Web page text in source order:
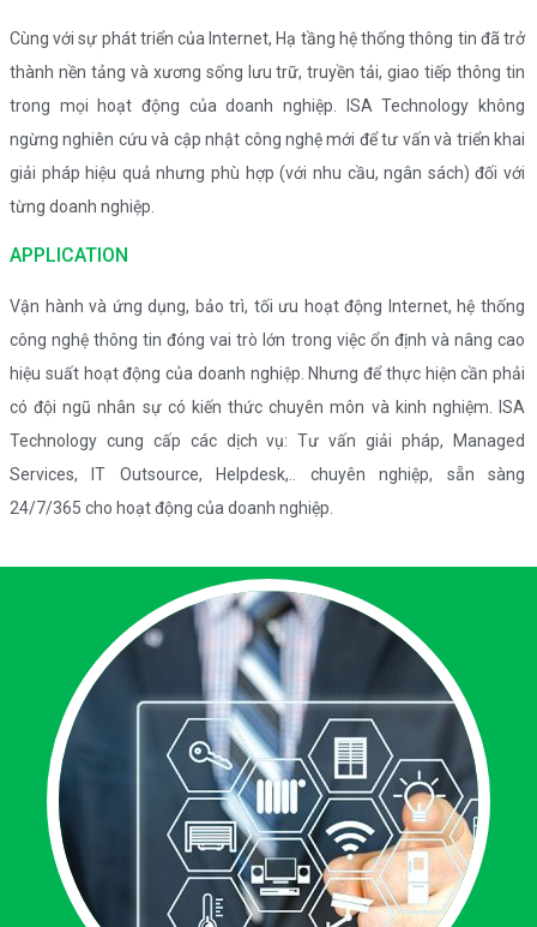
Cùng với sự phát triển của Internet, Hạ tầng hệ thống thông tin đã trở
thành nền tảng và xương sống lưu trữ, truyền tải, giao tiếp thông tin
trong mọi hoạt động của doanh nghiệp. ISA Technology không
ngừng nghiên cứu và cập nhật công nghệ mới để tư vấn và triển khai
giải pháp hiệu quả nhưng phù hợp (với nhu cầu, ngân sách) đối với
từng doanh nghiệp.
APPLICATION
Vận hành và ứng dụng, bảo trì, tối ưu hoạt động Internet, hệ thống
công nghệ thông tin đóng vai trò lớn trong việc ổn định và nâng cao
hiệu suất hoạt động của doanh nghiệp. Nhưng để thực hiện cần phải
có đội ngũ nhân sự có kiến thức chuyên môn và kinh nghiệm. ISA
Technology cung cấp các dịch vụ: Tư vấn giải pháp, Managed
Services, IT Outsource, Helpdesk,.. chuyên nghiệp, sẵn sàng
24/7/365 cho hoạt động của doanh nghiệp.